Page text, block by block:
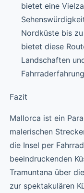
bietet eine
Nordküste bis
bietet diese
Landschaften
Fazit
Mallorca ist ein
malerischen
die Insel per
beeindruckenden
Tramuntana über
zur spektakulären